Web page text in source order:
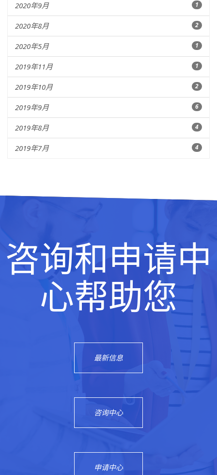
2020年9月 1
2020年8月 2
2020年5月 1
2019年11月 1
2019年10月 2
2019年9月 6
2019年8月 4
2019年7月 4
咨询和申请中
心帮助您
最新信息
咨询中心
申请中心